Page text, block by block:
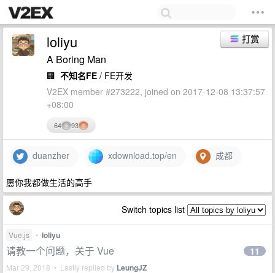
打赏
loliyu
A Boring Man
🏢 不知名FE / FE开发
V2EX member #273222, joined on 2017-12-08 13:37:57
+08:00
64 93
duanzher xdownload.top/en 成都
愿你我都做生活的高手
Switch topics list
Vue.js • loliyu
请教一个问题，关于 Vue
Mar 29, 2018 • Lastly replied by LeungJZ
11